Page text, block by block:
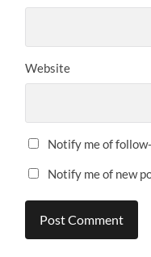
Website
Notify me of
Notify me of new